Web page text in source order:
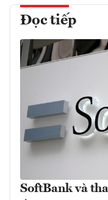
Đọc tiếp
SoftBank và